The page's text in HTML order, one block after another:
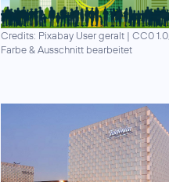
Credits: Pixabay User geralt | CC0 1.0,
Farbe & Ausschnitt bearbeitet